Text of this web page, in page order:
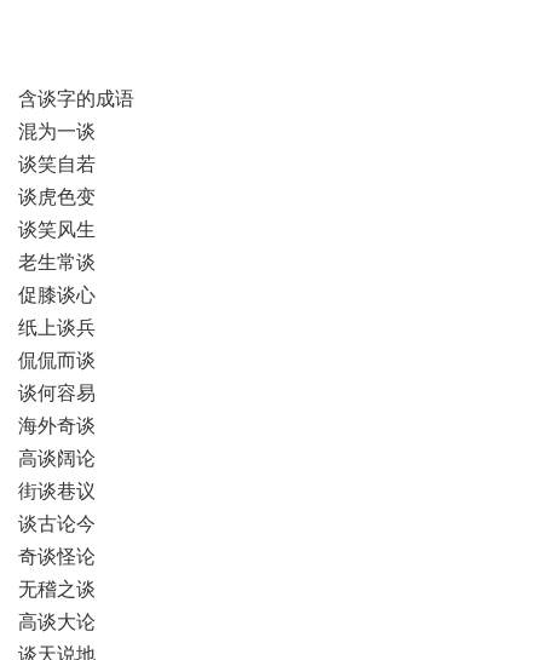
含谈字的成语
混为一谈
谈笑自若
谈虎色变
谈笑风生
老生常谈
促膝谈心
纸上谈兵
侃侃而谈
谈何容易
海外奇谈
高谈阔论
街谈巷议
谈古论今
奇谈怪论
无稽之谈
高谈大论
谈天说地